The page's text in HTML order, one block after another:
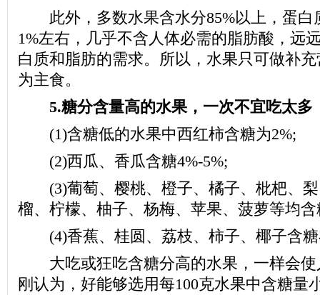
此外，多数水果含水分85%以上，蛋白
1%左右，几乎不含人体必需的脂肪酸，远
白质和脂肪的需求。所以，水果只可做补
为主食。
5.糖分含量高的水果，一次不宜吃太多
(1)含糖低的水果中西红柿含糖为2%;
(2)西瓜、香瓜含糖4%-5%;
(3)葡萄、樱桃、橙子、橘子、枇杷、梨
榴、柠檬、柚子、杨梅、苹果、菠萝等均含
(4)香蕉、桂圆、荔枝、柿子、椰子含糖
大吃或狂吃含糖分高的水果，一样会使
刚认为，好能够选用每100克水果中含糖量